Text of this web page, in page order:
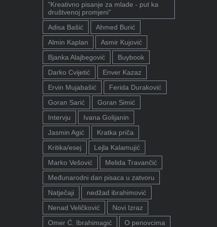
"Kreativno pisanje za mlade - put ka
društvenoj promjeni"
Adisa Bašić
Ahmed Burić
Almin Kaplan
Asmir Kujović
Bjanka Alajbegović
Buybook
Darko Cvijetić
Enver Kazaz
Ervin Mujabašić
Ferida Duraković
Goran Sarić
Goran Simić
Intervju
Ivana Golijanin
Jasmin Agić
Kratka priča
Kritika/esej
Lejla Kalamujić
Marko Vešović
Melida Travančić
Međunarodni dan pisaca u zatvoru
Natječaji
nedžad ibrahimović
Nenad Veličković
Novi Izraz
Omer Ć. Ibrahimagić
O penovcima